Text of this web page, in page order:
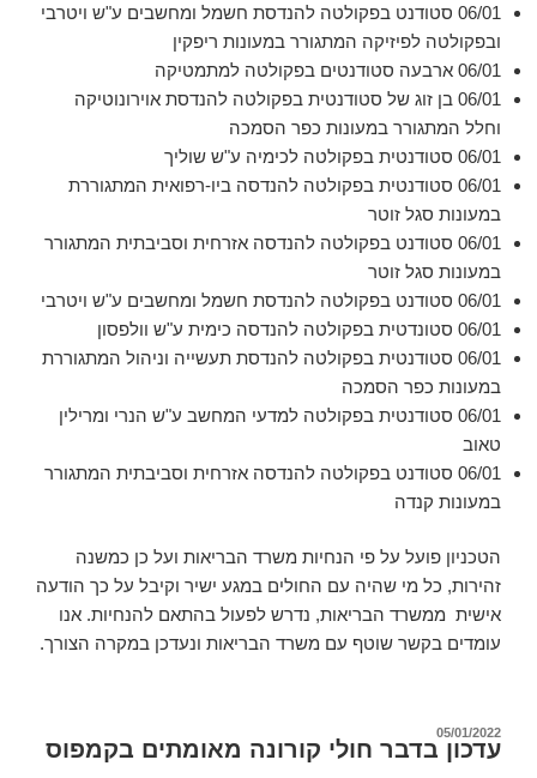
06/01 סטודנט בפקולטה להנדסת חשמל ומחשבים ע"ש ויטרבי
ובפקולטה לפיזיקה המתגורר במעונות ריפקין
06/01 ארבעה סטודנטים בפקולטה למתמטיקה
06/01 בן זוג של סטודנטית בפקולטה להנדסת אוירונוטיקה
וחלל המתגורר במעונות כפר הסמכה
06/01 סטודנטית בפקולטה לכימיה ע"ש שוליך
06/01 סטודנטית בפקולטה להנדסה ביו-רפואית המתגוררת
במעונות סגל זוטר
06/01 סטודנט בפקולטה להנדסה אזרחית וסביבתית המתגורר
במעונות סגל זוטר
06/01 סטודנט בפקולטה להנדסת חשמל ומחשבים ע"ש ויטרבי
06/01 סטונדטית בפקולטה להנדסה כימית ע"ש וולפסון
06/01 סטודנטית בפקולטה להנדסת תעשייה וניהול המתגוררת
במעונות כפר הסמכה
06/01 סטודנטית בפקולטה למדעי המחשב ע"ש הנרי ומרילין
טאוב
06/01 סטודנט בפקולטה להנדסה אזרחית וסביבתית המתגורר
במעונות קנדה
הטכניון פועל על פי הנחיות משרד הבריאות ועל כן כמשנה
זהירות, כל מי שהיה עם החולים במגע ישיר וקיבל על כך הודעה
אישית ממשרד הבריאות, נדרש לפעול בהתאם להנחיות. אנו
עומדים בקשר שוטף עם משרד הבריאות ונעדכן במקרה הצורך.
פורסם
ב
05/01/2022
עדכון בדבר חולי קורונה מאומתים בקמפוס